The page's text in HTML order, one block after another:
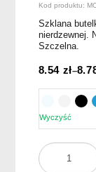
Kod produktu:
Szklana
nierdzewnej.
Szczelna.
8.54 zł–
Wyczyść
ilość
Szklana